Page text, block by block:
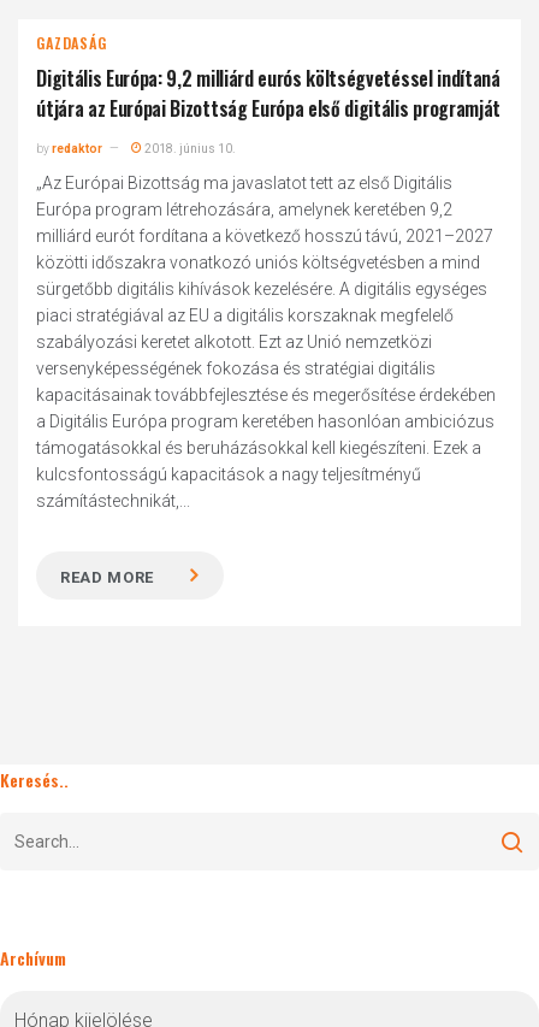
GAZDASÁG
Digitális Európa: 9,2 milliárd eurós költségvetéssel indítaná
útjára az Európai Bizottság Európa első digitális programját
byredaktor 2018. június 10.
„Az Európai Bizottság ma javaslatot tett az első Digitális
Európa program létrehozására, amelynek keretében 9,2
milliárd eurót fordítana a következő hosszú távú, 2021–2027
közötti időszakra vonatkozó uniós költségvetésben a mind
sürgetőbb digitális kihívások kezelésére. A digitális egységes
piaci stratégiával az EU a digitális korszaknak megfelelő
szabályozási keretet alkotott. Ezt az Unió nemzetközi
versenyképességének fokozása és stratégiai digitális
kapacitásainak továbbfejlesztése és megerősítése érdekében
a Digitális Európa program keretében hasonlóan ambiciózus
támogatásokkal és beruházásokkal kell kiegészíteni. Ezek a
kulcsfontosságú kapacitások a nagy teljesítményű
számítástechnikát,...
READ MORE
Keresés..
Archívum